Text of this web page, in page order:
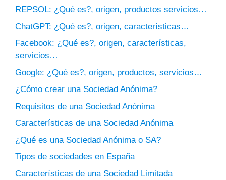
REPSOL: ¿Qué es?, origen, productos servicios…
ChatGPT: ¿Qué es?, origen, características…
Facebook: ¿Qué es?, origen, características,
servicios…
Google: ¿Qué es?, origen, productos, servicios…
¿Cómo crear una Sociedad Anónima?
Requisitos de una Sociedad Anónima
Características de una Sociedad Anónima
¿Qué es una Sociedad Anónima o SA?
Tipos de sociedades en España
Características de una Sociedad Limitada